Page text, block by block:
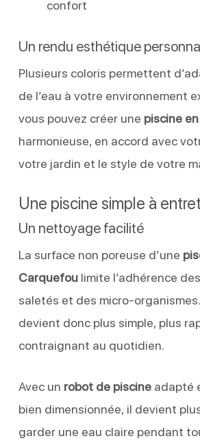
confort
Un rendu esthétique
Plusieurs coloris permettent
de l’eau à votre environnement
vous pouvez créer une piscine
harmonieuse, en accord avec
votre jardin et le style de votre
Une piscine simple à
Un nettoyage facilité
La surface non poreuse d’une
Carquefoulimite l’adhérence
saletés et des micro-
devient donc plus simple, plus
contraignant au quotidien.
Avec un robot de piscineadapté
bien dimensionnée, il devient
garder une eau claire pendant